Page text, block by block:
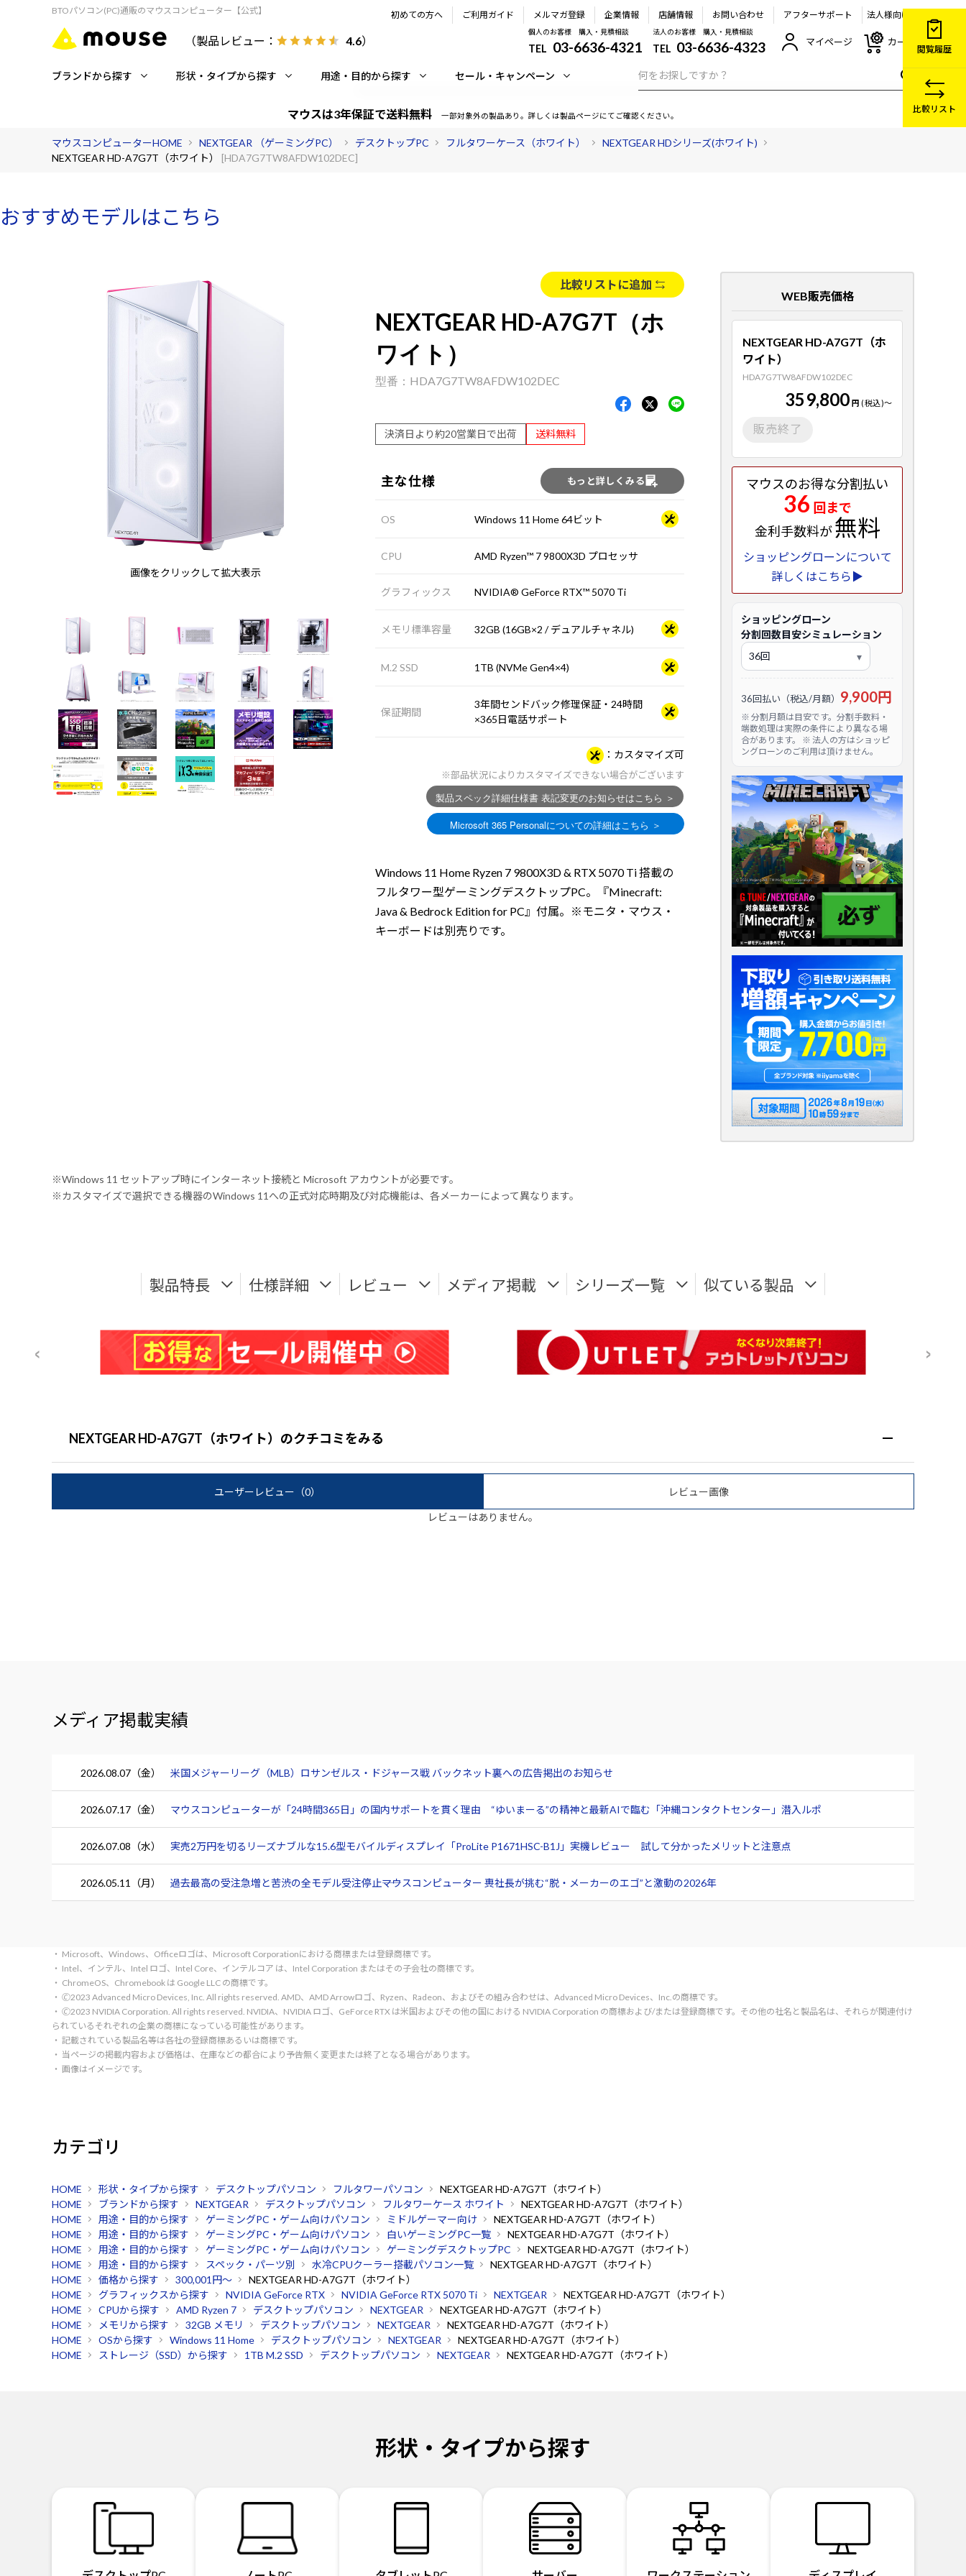
BTOパソコン(PC)通販のマウスコンピューター【公式】
（製品レビュー： 4.6）
初めての方へ ご利用ガイド メルマガ登録 企業情報 店舗情報 お問い合わせ アフターサポート 法人様向け
個人のお客様 購入・見積相談
TEL 03-6636-4321
法人のお客様 購入・見積相談
TEL 03-6636-4323 マイページ カート
ブランドから探す 形状・タイプから探す 用途・目的から探す セール・キャンペーン
マウスは3年保証で送料無料 一部対象外の製品あり。詳しくは製品ページにてご確認ください。
マウスコンピューターHOME NEXTGEAR （ゲーミングPC） デスクトップPC フルタワーケース（ホワイト）
NEXTGEAR HDシリーズ(ホワイト)
NEXTGEAR HD-A7G7T（ホワイト）
[HDA7G7TW8AFDW102DEC]
おすすめモデルはこちら
画像をクリックして拡大表示
比較リストに追加
NEXTGEAR HD-A7G7T（ホ
ワイト）
HDA7G7TW8AFDW102DEC
決済日より約20営業日で出荷 送料無料
主な仕様 もっと詳しくみる
OS Windows 11 Home 64ビット
CPU AMD Ryzen™ 7 9800X3D プロセッサ
グラフィックス NVIDIA® GeForce RTX™ 5070 Ti
メモリ標準容量 32GB (16GB×2 / デュアルチャネル)
M.2 SSD 1TB (NVMe Gen4×4)
保証期間
3年間センドバック修理保証・24時間
×365日電話サポート
カスタマイズ可
※部品状況によりカスタマイズできない場合がございます
Windows 11 Home Ryzen 7 9800X3D & RTX 5070 Ti 搭載の
フルタワー型ゲーミングデスクトップPC。『Minecraft:
Java & Bedrock Edition for PC』付属。※モニタ・マウス・
キーボードは別売りです。
WEB販売価格
NEXTGEAR HD-A7G7T（ホ
ワイト）
HDA7G7TW8AFDW102DEC
359,800 円 (税込)～
販売終了
マウスのお得な分割払い
36 回まで
金利手数料が無料
ショッピングローンについて
詳しくはこちら▶
ショッピングローン
分割回数目安シミュレーション
36回払い（税込/月額） 9,900円
※ 分割月額は目安です。分割手数料・
端数処理は実際の条件により異なる場
合があります。 ※ 法人の方はショッピ
ングローンのご利用は頂けません。
※Windows 11 セットアップ時にインターネット接続と Microsoft アカウントが必要です。
※カスタマイズで選択できる機器のWindows 11への正式対応時期及び対応機能は、各メーカーによって異なります。
製品特長 仕様詳細 レビュー メディア掲載 シリーズ一覧 似ている製品
NEXTGEAR HD-A7G7T（ホワイト）のクチコミをみる
ユーザーレビュー （0） レビュー画像
レビューはありません。
メディア掲載実績
2026.08.07（金） 米国メジャーリーグ（MLB）ロサンゼルス・ドジャース戦 バックネット裏への広告掲出のお知らせ
2026.07.17（金） マウスコンピューターが「24時間365日」の国内サポートを貫く理由 “ゆいまーる”の精神と最新AIで臨む「沖縄コンタクトセンター」潜入ルポ
2026.07.08（水） 実売2万円を切るリーズナブルな15.6型モバイルディスプレイ「ProLite P1671HSC-B1J」実機レビュー 試して分かったメリットと注意点
2026.05.11（月） 過去最高の受注急増と苦渋の全モデル受注停止――マウスコンピューター 軣社長が挑む“脱・メーカーのエゴ”と激動の2026年
・ Microsoft、Windows、Officeロゴは、Microsoft Corporationにおける商標または登録商標です。
・ Intel、インテル、Intel ロゴ、Intel Core、インテルコア は、Intel Corporation またはその子会社の商標です。
・ ChromeOS、Chromebook は Google LLC の商標です。
・ 🄫2023 Advanced Micro Devices, Inc. All rights reserved. AMD、AMD Arrowロゴ、Ryzen、Radeon、およびその組み合わせは、Advanced Micro Devices、Inc.の商標です。
・ 🄫2023 NVIDIA Corporation. All rights reserved. NVIDIA、NVIDIA ロゴ、GeForce RTX は米国およびその他の国における NVIDIA Corporation の商標および/または登録商標です。その他の社名と製品名は、それらが関連付け
られているそれぞれの企業の商標になっている可能性があります。
・ 記載されている製品名等は各社の登録商標あるいは商標です。
・ 当ページの掲載内容および価格は、在庫などの都合により予告無く変更または終了となる場合があります。
・ 画像はイメージです。
カテゴリ
HOME 形状・タイプから探す デスクトップパソコン フルタワーパソコン
NEXTGEAR HD-A7G7T（ホワイト）
HOME
ブランドから探す NEXTGEAR デスクトップパソコン フルタワーケース ホワイト
NEXTGEAR HD-A7G7T（ホワイト）
HOME
用途・目的から探す ゲーミングPC・ゲーム向けパソコン ミドルゲーマー向け
NEXTGEAR HD-A7G7T（ホワイト）
HOME
用途・目的から探す ゲーミングPC・ゲーム向けパソコン 白いゲーミングPC一覧
NEXTGEAR HD-A7G7T（ホワイト）
HOME
用途・目的から探す ゲーミングPC・ゲーム向けパソコン ゲーミングデスクトップPC
NEXTGEAR HD-A7G7T（ホワイト）
HOME
用途・目的から探す スペック・パーツ別 水冷CPUクーラー搭載パソコン一覧
NEXTGEAR HD-A7G7T（ホワイト）
HOME
価格から探す 300,001円～
NEXTGEAR HD-A7G7T（ホワイト）
HOME
グラフィックスから探す NVIDIA GeForce RTX NVIDIA GeForce RTX 5070 Ti NEXTGEAR
NEXTGEAR HD-A7G7T（ホワイト）
HOME
CPUから探す AMD Ryzen 7 デスクトップパソコン NEXTGEAR
NEXTGEAR HD-A7G7T（ホワイト）
HOME
メモリから探す 32GB メモリ デスクトップパソコン NEXTGEAR
NEXTGEAR HD-A7G7T（ホワイト）
HOME
OSから探す Windows 11 Home デスクトップパソコン NEXTGEAR
NEXTGEAR HD-A7G7T（ホワイト）
HOME
ストレージ（SSD）から探す 1TB M.2 SSD デスクトップパソコン NEXTGEAR NEXTGEAR HD-A7G7T（ホワイト）
形状・タイプから探す
閲覧履歴
比較リスト